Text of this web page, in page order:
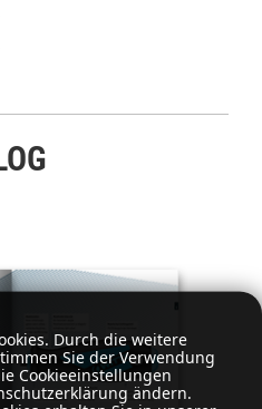
Durch die weitere
Sie der Verwendung
Cookieeinstellungen
ändern.